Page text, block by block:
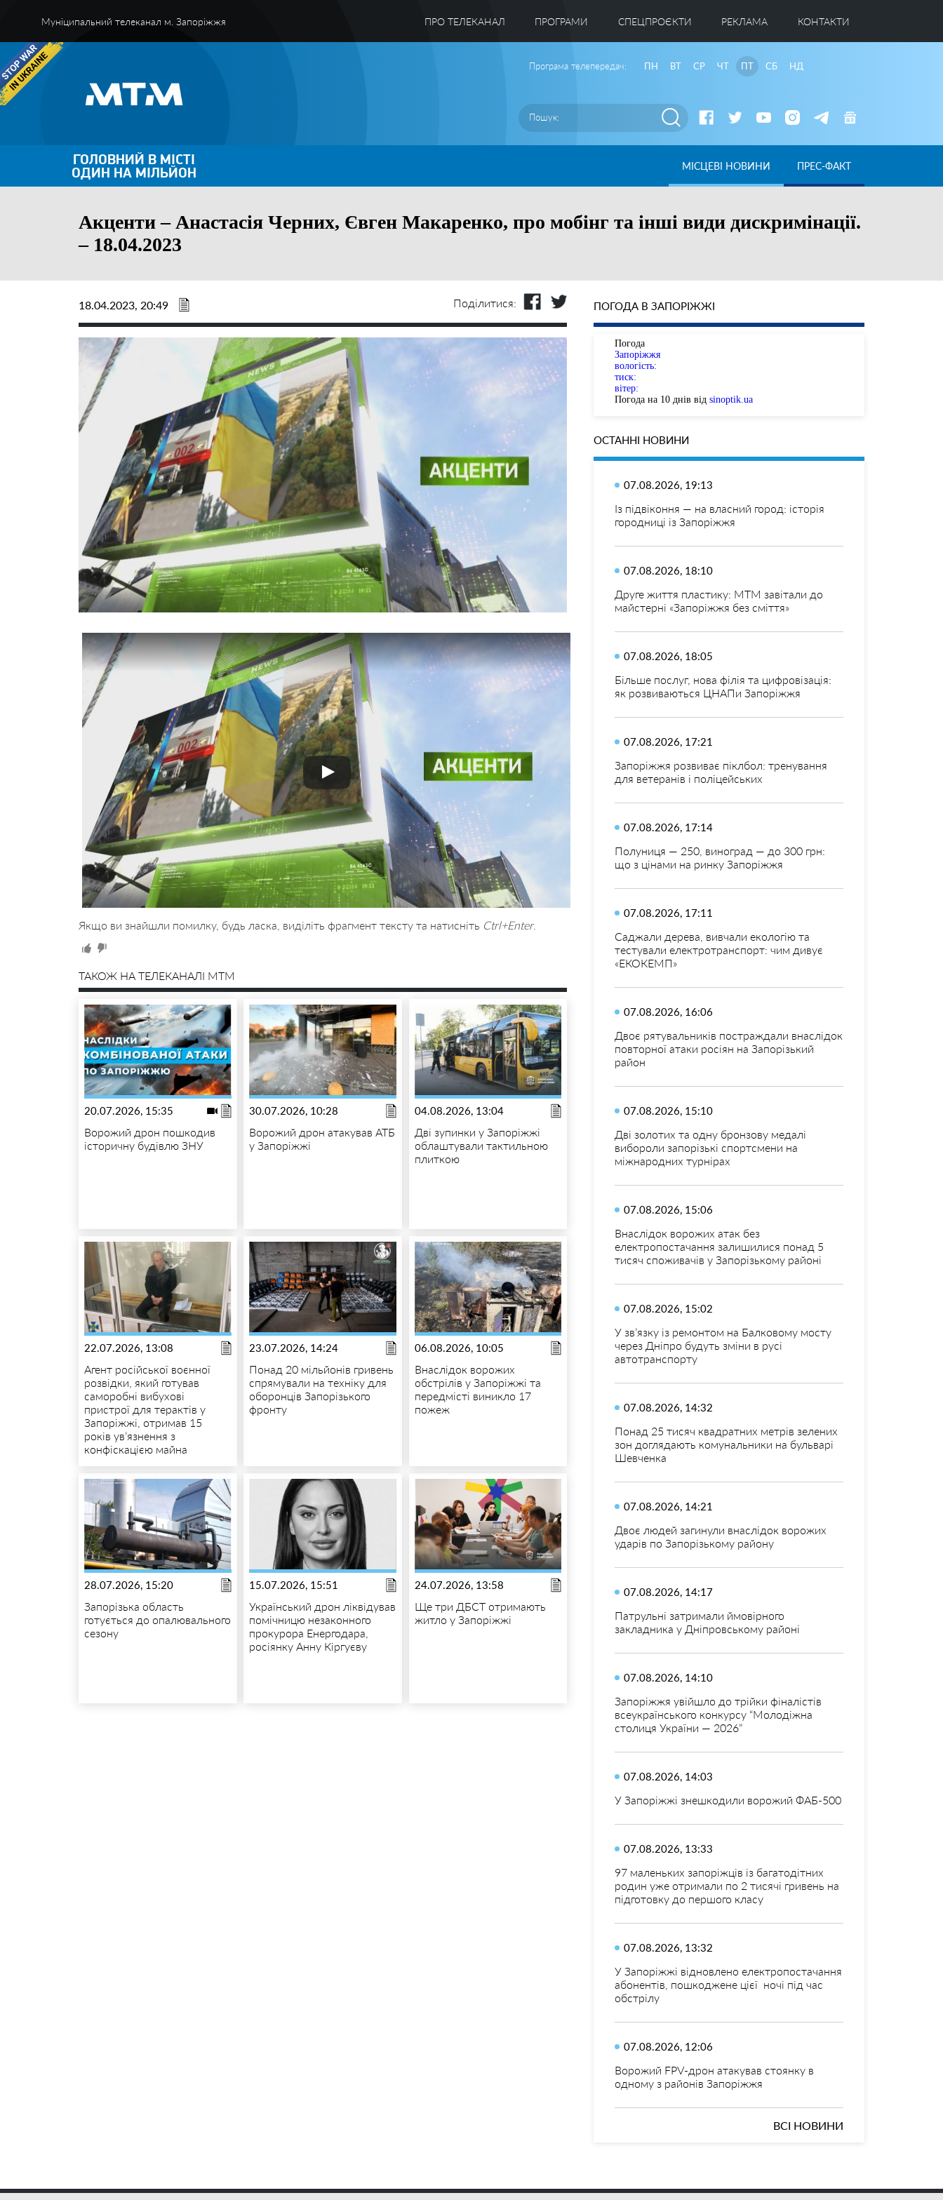
Муніципальний телеканал м. Запоріжжя ПРО ТЕЛЕКАНАЛ ПРОГРАМИ CПЕЦПРОЄКТИ РЕКЛАМА КОНТАКТИ
Програма телепередач: ПН ВТ СР ЧТ ПТ СБ НД
ГОЛОВНИЙ В МІСТІ
ОДИН НА МІЛЬЙОН МІСЦЕВІ НОВИНИ ПРЕС-ФАКТ
Акценти – Анастасія Черних, Євген Макаренко, про мобінг та інші види дискримінації.
– 18.04.2023
18.04.2023, 20:49 Поділитися:
Якщо ви знайшли помилку, будь ласка, виділіть фрагмент тексту та натисніть Ctrl+Enter.
ТАКОЖ НА ТЕЛЕКАНАЛІ MTM
20.07.2026, 15:35
Ворожий дрон пошкодив
історичну будівлю ЗНУ
30.07.2026, 10:28
Ворожий дрон атакував АТБ
у Запоріжжі
04.08.2026, 13:04
Дві зупинки у Запоріжжі
облаштували тактильною
плиткою
22.07.2026, 13:08
Агент російської воєнної
розвідки, який готував
саморобні вибухові
пристрої для терактів у
Запоріжжі, отримав 15
років ув’язнення з
конфіскацією майна
23.07.2026, 14:24
Понад 20 мільйонів гривень
спрямували на техніку для
оборонців Запорізького
фронту
06.08.2026, 10:05
Внаслідок ворожих
обстрілів у Запоріжжі та
передмісті виникло 17
пожеж
28.07.2026, 15:20
Запорізька область
готується до опалювального
сезону
15.07.2026, 15:51
Український дрон ліквідував
помічницю незаконного
прокурора Енергодара,
росіянку Анну Кіргуєву
24.07.2026, 13:58
Ще три ДБСТ отримають
житло у Запоріжжі
ПОГОДА В ЗАПОРІЖЖІ
Погода
Запоріжжя
вологість:
тиск:
вітер:
Погода на 10 днів від sinoptik.ua
ОСТАННІ НОВИНИ
07.08.2026, 19:13
Із підвіконня — на власний город: історія
городниці із Запоріжжя
07.08.2026, 18:10
Друге життя пластику: МТМ завітали до
майстерні «Запоріжжя без сміття»
07.08.2026, 18:05
Більше послуг, нова філія та цифровізація:
як розвиваються ЦНАПи Запоріжжя
07.08.2026, 17:21
Запоріжжя розвиває піклбол: тренування
для ветеранів і поліцейських
07.08.2026, 17:14
Полуниця — 250, виноград — до 300 грн:
що з цінами на ринку Запоріжжя
07.08.2026, 17:11
Саджали дерева, вивчали екологію та
тестували електротранспорт: чим дивує
«ЕКОКЕМП»
07.08.2026, 16:06
Двоє рятувальників постраждали внаслідок
повторної атаки росіян на Запорізький
район
07.08.2026, 15:10
Дві золотих та одну бронзову медалі
вибороли запорізькі спортсмени на
міжнародних турнірах
07.08.2026, 15:06
Внаслідок ворожих атак без
електропостачання залишилися понад 5
тисяч споживачів у Запорізькому районі
07.08.2026, 15:02
У зв’язку із ремонтом на Балковому мосту
через Дніпро будуть зміни в русі
автотранспорту
07.08.2026, 14:32
Понад 25 тисяч квадратних метрів зелених
зон доглядають комунальники на бульварі
Шевченка
07.08.2026, 14:21
Двоє людей загинули внаслідок ворожих
ударів по Запорізькому району
07.08.2026, 14:17
Патрульні затримали ймовірного
закладника у Дніпровському районі
07.08.2026, 14:10
Запоріжжя увійшло до трійки фіналістів
всеукраїнського конкурсу “Молодіжна
столиця України — 2026”
07.08.2026, 14:03
У Запоріжжі знешкодили ворожий ФАБ-500
07.08.2026, 13:33
97 маленьких запоріжців із багатодітних
родин уже отримали по 2 тисячі гривень на
підготовку до першого класу
07.08.2026, 13:32
У Запоріжжі відновлено електропостачання
абонентів, пошкоджене цієї ночі під час
обстрілу
07.08.2026, 12:06
Ворожий FPV-дрон атакував стоянку в
одному з районів Запоріжжя
ВСІ НОВИНИ